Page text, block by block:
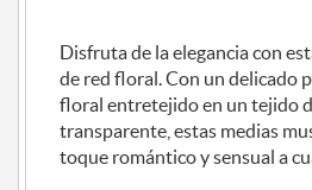
Disfruta de la elegancia con
de red floral. Con un delicado
floral entretejido en un tejido
transparente, estas medias
toque romántico y sensual a